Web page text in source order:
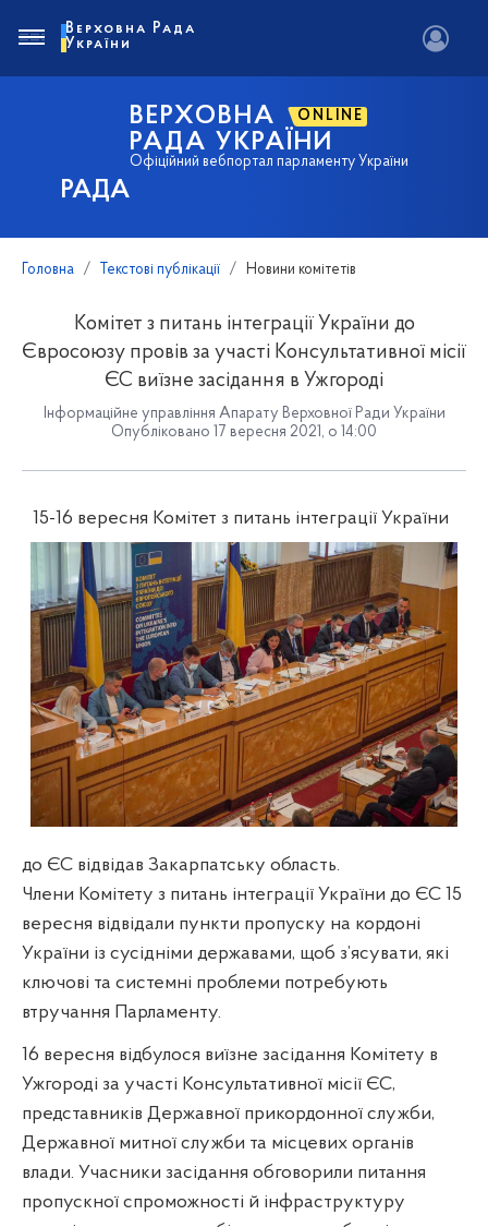
РАДА
ВЕРХОВНА ONLINE
РАДА УКРАЇНИ
Офіційний вебпортал парламенту України
Верховна Рада
України
Головна Текстові публікації Новини комітетів
Комітет з питань інтеграції України до
Євросоюзу провів за участі Консультативної місії
ЄС виїзне засідання в Ужгороді
Інформаційне управління Апарату Верховної Ради України
Опубліковано 17 вересня 2021, о 14:00
15-16 вересня Комітет з питань інтеграції України
до ЄС відвідав Закарпатську область.
Члени Комітету з питань інтеграції України до ЄС 15
вересня відвідали пункти пропуску на кордоні
України із сусідніми державами, щоб з’ясувати, які
ключові та системні проблеми потребують
втручання Парламенту.
16 вересня відбулося виїзне засідання Комітету в
Ужгороді за участі Консультативної місії ЄС,
представників Державної прикордонної служби,
Державної митної служби та місцевих органів
влади. Учасники засідання обговорили питання
пропускної спроможності й інфраструктуру